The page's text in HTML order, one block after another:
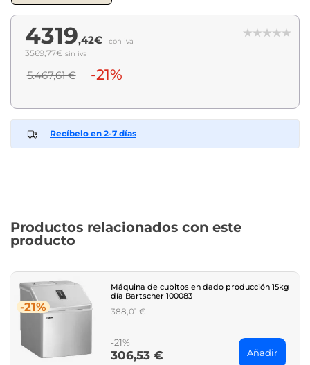
4319,42€ con iva
3569,77€ sin iva
5.467,61 € -21%
Recíbelo en 2-7 días
Productos relacionados con este
producto
-21%
Máquina de cubitos en dado producción 15kg
día Bartscher 100083
Regular
388,01 €
-21%
Price
306,53 € Añadir